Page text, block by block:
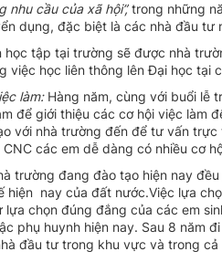
cầu của xã hội”,trong những
dụng, đặc biệt là các nhà đầu
học tập tại trường sẽ được nhà
việc học liên thông lên Đại học tại
làm:Hàng năm, cùng với buổi lễ
để giới thiệu các cơ hội việc làm
với nhà trường đến để tư vấn
các em dễ dàng có nhiều cơ
trường đang đào tạo hiện nay
hiện nay của đất nước.Việc lựa
chọn đúng đắng của các em
phụ huynh hiện nay. Sau 8 năm
đầu tư trong khu vực và trong